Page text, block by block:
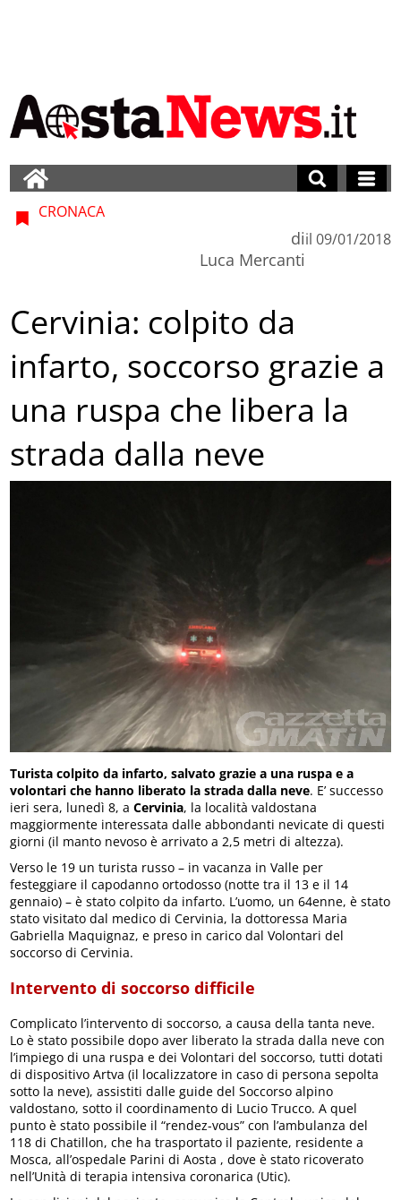
CRONACA
di
Luca Mercanti
il 09/01/2018
Cervinia: colpito da
infarto, soccorso grazie a
una ruspa che libera la
strada dalla neve
Turista colpito da infarto, salvato grazie a una ruspa e a
volontari che hanno liberato la strada dalla neve. E’ successo
ieri sera, lunedì 8, aCervinia, la località valdostana
maggiormente interessata dalle abbondanti nevicate di questi
giorni (il manto nevoso è arrivato a 2,5 metri di altezza).
Verso le 19 un turista russo – in vacanza in Valle per
festeggiare il capodanno ortodosso (notte tra il 13 e il 14
gennaio) – è stato colpito da infarto. L’uomo, un 64enne, è stato
stato visitato dal medico di Cervinia, la dottoressa Maria
Gabriella Maquignaz, e preso in carico dal Volontari del
soccorso di Cervinia.
Intervento di soccorso difficile
Complicato l’intervento di soccorso, a causa della tanta neve.
Lo è stato possibile dopo aver liberato la strada dalla neve con
l’impiego di una ruspa e dei Volontari del soccorso, tutti dotati
di dispositivo Artva (il localizzatore in caso di persona sepolta
sotto la neve), assistiti dalle guide del Soccorso alpino
valdostano, sotto il coordinamento di Lucio Trucco. A quel
punto è stato possibile il “rendez-vous” con l’ambulanza del
118 di Chatillon, che ha trasportato il paziente, residente a
Mosca, all’ospedale Parini di Aosta , dove è stato ricoverato
nell’Unità di terapia intensiva coronarica (Utic).